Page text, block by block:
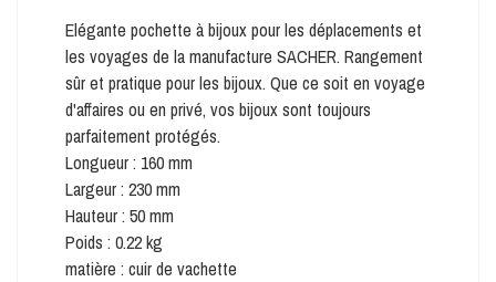
Elégante pochette à bijoux pour les déplacements et
les voyages de la manufacture SACHER. Rangement
sûr et pratique pour les bijoux. Que ce soit en voyage
d'affaires ou en privé, vos bijoux sont toujours
parfaitement protégés.
Longueur : 160 mm
Largeur : 230 mm
Hauteur : 50 mm
Poids : 0.22 kg
matière : cuir de vachette